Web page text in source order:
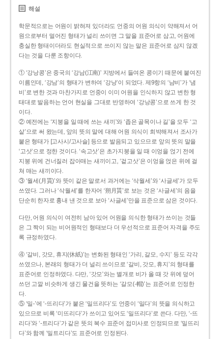
해설
학문적으로는 어원이 밝혀져 있더라도 언중의 어원 의식이 약해져서 어
원으로부터 멀어진 형태가 널리 쓰이면 그 말을 표준어로 삼고, 어원에
충실한 형태이더라도 현실적으로 쓰이지 않는 말은 표준어로 삼지 않겠
다는 것을 다룬 조항이다.
① ‘강낭콩’은 중국의 ‘강남(江南)’ 지방에서 들여온 콩이기 때문에 붙여진
이름인데, ‘강남’의 형태가 변하여 ‘강낭’이 되었다. 제9항의 ‘남비’가 ‘냄
비’로 변한 것과 마찬가지로 언중이 이미 어원을 인식하지 않고 변한 형
태대로 발음하는 언어 현실을 그대로 반영하여 ‘강낭콩’으로 쓰게 한 것
이다.
② 예전에는 ‘지붕을 일 때에 쓰는 새끼’와 ‘좁은 골목이나 길’을 모두 ‘고
샅’으로 써 왔는데, 앞의 뜻의 말에 대해 어원 의식이 희박해져서 조사가
붙은 형태가 [고사시/고사슬] 등으로 발음되고 있으므로 앞의 뜻의 말을
‘고삿’으로 정한 것이다. ‘속고삿’은 초가지붕을 일 때 이엉을 얹기 전에
지붕 위에 건너질러 잡아매는 새끼이고, ‘겉고삿’은 이엉을 얹은 위에 걸
쳐 매는 새끼이다.
③ ‘월세(月貰)’와 뜻이 같은 말로서 과거에는 ‘삭월세’와 ‘사글세’가 모두
쓰였다. 그러나 ‘삭월세’를 한자어 ‘朔月貰’로 보는 것은 ‘사글세’의 음을
단순히 한자로 흉내 낸 것으로 보아 ‘사글세’만을 표준으로 삼은 것이다.
다만, 어원 의식이 여전히 남아 있어 어원을 의식한 형태가 쓰이는 것들
은 그 짝이 되는 비어원적인 형태보다 더 우선적으로 표준어 자격을 주도
록 규정하였다.
④ ‘갈비, 갓모, 휴지(休紙)’는 변화된 형태인 ‘가리, 갈모, 수지’ 등도 각각
쓰였으나, 본래의 형태가 더 널리 쓰이므로 ‘갈비, 갓모, 휴지’의 형태를
표준어로 인정하였다. 다만, ‘갓모’와는 별개로 비가 올 때 갓 위에 덮어
쓰던 고깔 비슷하게 생긴 물건을 뜻하는 ‘갈모(-帽)’는 표준어로 인정한
다.
⑤ ‘밀-’에 ‘-뜨리다’가 붙은 ‘밀뜨리다’도 언중이 ‘밀다’의 뜻을 의식하고
있으므로 비록 ‘미뜨리다’가 쓰이고 있어도 ‘밀뜨리다’로 쓴다. 다만, ‘-뜨
리다’와 ‘-트리다’가 같은 뜻의 복수 표준어 접미사로 인정되므로 ‘밀뜨리
다’와 함께 ‘밀트리다’도 표준어로 인정된다.